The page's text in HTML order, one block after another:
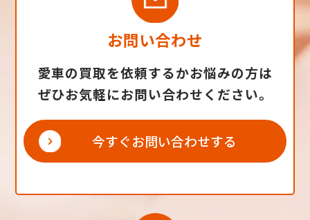
お問い合わせ
愛車の買取を依頼するかお悩みの方は
ぜひお気軽にお問い合わせください。
今すぐお問い合わせする